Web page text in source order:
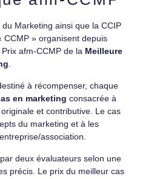
du Marketing ainsi que la CCIP
CCMP » organisent depuis
afm-CCMP de la Meilleure
à récompenser, chaque
en marketingconsacrée à
et contributive. Le cas
du marketing et à les
association.
deux évaluateurs selon une
précis. Le prix du meilleur cas